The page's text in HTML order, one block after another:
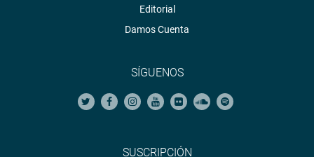
Editorial
Damos Cuenta
SÍGUENOS
SUSCRIPCIÓN